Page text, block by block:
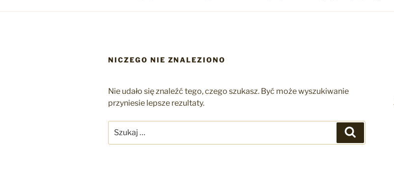
NICZEGO NIE ZNALEZIONO
Nie udało się znaleźć tego, czego szukasz. Być może wyszukiwanie
przyniesie lepsze rezultaty.